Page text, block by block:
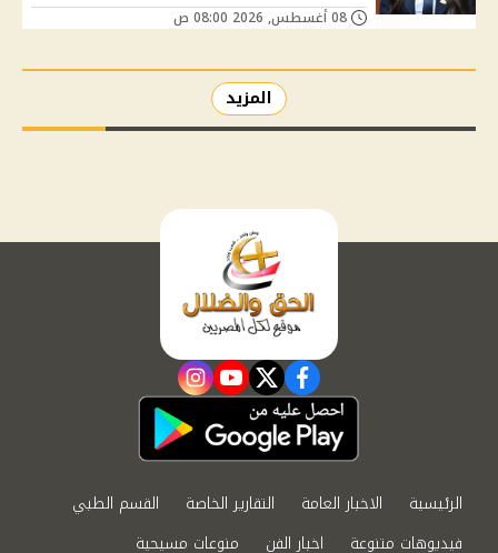
المزيد
facebook
twitter
youtube
instagram
الرئيسية الاخبار العامة التقارير الخاصة
القسم الطبي
فيديوهات متنوعة
اخبار الفن منوعات مسيحية